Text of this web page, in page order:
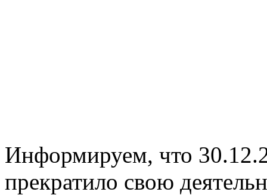
Информируем, что
прекратило свою